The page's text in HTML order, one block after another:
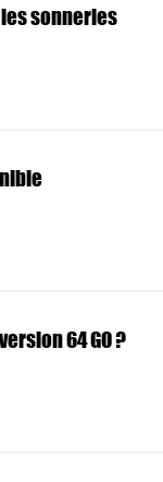
sonneries
64 GO ?